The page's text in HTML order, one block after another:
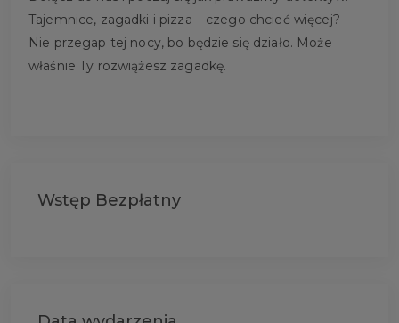
Tajemnice, zagadki i pizza – czego chcieć więcej?
Nie przegap tej nocy, bo będzie się działo. Może
właśnie Ty rozwiążesz zagadkę.
Wstęp Bezpłatny